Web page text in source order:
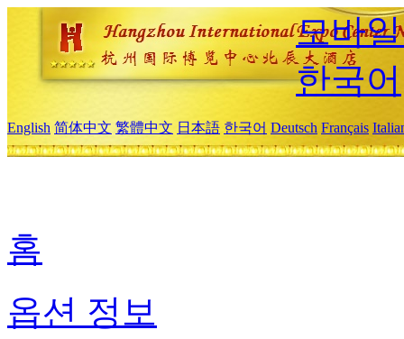
모바
한국어
English 简体中文 繁體中文 日本語 한국어 Deutsch Français
홈
옵션 정보